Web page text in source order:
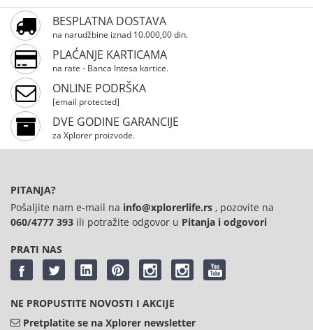
Molimo,prijavite seiliregistrujte
prečišćavanje vazduha u prostorijama do 75 m².
Zahvaljujući 3-u-1 sistemu filtracije sa H13 HEPA filterom,
uklanja prašinu, alergene i neprijatne mirise, dok tihi
Sleep režim i noćno svetlo omogućavaju prijatnu
upotrebu tokom dana i noći.
BESPLATNA DOSTAVA
na narudžbine iznad 10.000,00 din.
PLAĆANJE KARTICAMA
na rate - Banca Intesa kartice.
ONLINE PODRŠKA
[email protected]
DVE GODINE GARANCIJE
za Xplorer proizvode.
PITANJA?
Pošaljite nam e-mail na info@xplorerlife.rs , pozovite na
060/4777 393 ili potražite odgovor u Pitanja i odgovori
PRATI NAS
NE PROPUSTITE NOVOSTI I AKCIJE
Pretplatite se na Xplorer newsletter